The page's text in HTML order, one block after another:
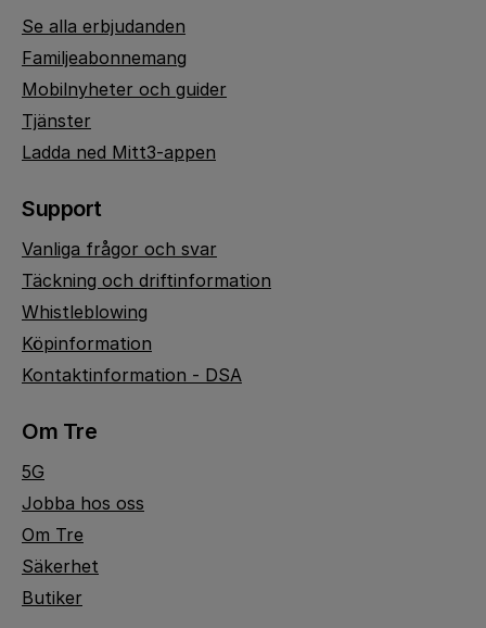
Se alla erbjudanden
Familjeabonnemang
Mobilnyheter och guider
Tjänster
Ladda ned Mitt3-appen
Support
Vanliga frågor och svar
Täckning och driftinformation
Whistleblowing
Köpinformation
Kontaktinformation - DSA
Om Tre
5G
Jobba hos oss
Om Tre
Säkerhet
Butiker